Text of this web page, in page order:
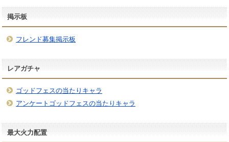
掲示板
フレンド募集掲示板
レアガチャ
ゴッドフェスの当たりキャラ
アンケートゴッドフェスの当たりキャラ
最大火力配置